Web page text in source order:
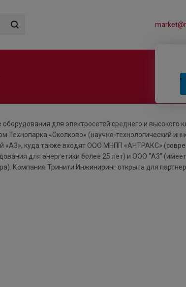
для электросетей среднего и высокого
«Сколково» (научно-технологический
«А3», куда также входят ООО МНПП «АНТРАКС»
для энергетики более 25 лет) и ООО "А3"
Компания Тринити Инжиниринг открыта для